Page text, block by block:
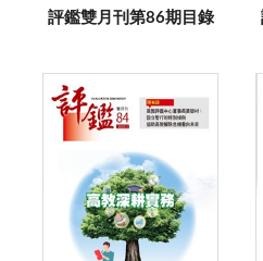
評鑑雙月刊第86期目錄